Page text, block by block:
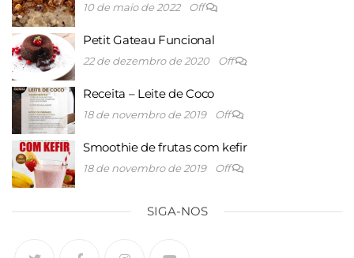
10 de maio de 2022 Off
Petit Gateau Funcional
22 de dezembro de 2020 Off
Receita – Leite de Coco
18 de novembro de 2019 Off
Smoothie de frutas com kefir
18 de novembro de 2019 Off
SIGA-NOS